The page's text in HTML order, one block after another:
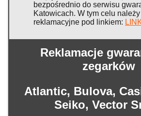
bezpośrednio do serwisu
Katowicach. W tym celu
reklamacyjne pod linkiem:
Reklamacje
zegarków
Atlantic, Bulova,
Seiko, Vector